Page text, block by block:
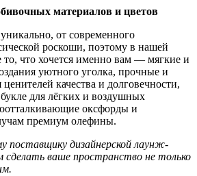
материалов и цветов
от современного
роскоши, поэтому в нашей
то, что хочется именно вам — мягкие и
уютного уголка, прочные и
качества и долговечности,
для лёгких и воздушных
оксфорды и
премиум олефины.
поставщику дизайнерской лаунж-
ваше пространство не только